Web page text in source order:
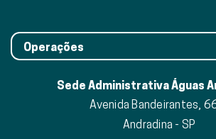
Operações
Sede Administrativa Águas
Avenida Bandeirantes,
Andradina - SP